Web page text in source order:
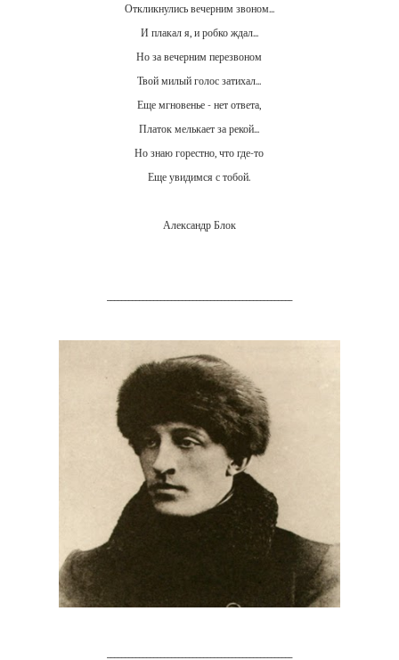
Откликнулись вечерним звоном...
И плакал я, и робко ждал...
Но за вечерним перезвоном
Твой милый голос затихал...
Еще мгновенье -нет ответа,
Платок мелькает за рекой...
Но знаю горестно, что где-то
Еще увидимся с тобой.
Александр Блок